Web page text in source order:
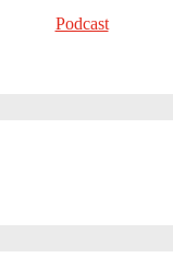
Podcast